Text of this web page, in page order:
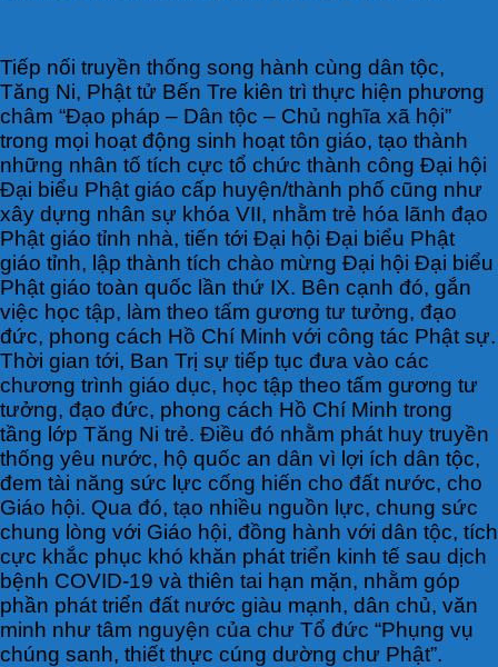
Tiếp nối truyền thống song hành cùng dân tộc,
Tăng Ni, Phật tử Bến Tre kiên trì thực hiện phương
châm “Đạo pháp – Dân tộc – Chủ nghĩa xã hội”
trong mọi hoạt động sinh hoạt tôn giáo, tạo thành
những nhân tố tích cực tổ chức thành công Đại hội
Đại biểu Phật giáo cấp huyện/thành phố cũng như
xây dựng nhân sự khóa VII, nhằm trẻ hóa lãnh đạo
Phật giáo tỉnh nhà, tiến tới Đại hội Đại biểu Phật
giáo tỉnh, lập thành tích chào mừng Đại hội Đại biểu
Phật giáo toàn quốc lần thứ IX. Bên cạnh đó, gắn
việc học tập, làm theo tấm gương tư tưởng, đạo
đức, phong cách Hồ Chí Minh với công tác Phật sự.
Thời gian tới, Ban Trị sự tiếp tục đưa vào các
chương trình giáo dục, học tập theo tấm gương tư
tưởng, đạo đức, phong cách Hồ Chí Minh trong
tầng lớp Tăng Ni trẻ. Điều đó nhằm phát huy truyền
thống yêu nước, hộ quốc an dân vì lợi ích dân tộc,
đem tài năng sức lực cống hiến cho đất nước, cho
Giáo hội. Qua đó, tạo nhiều nguồn lực, chung sức
chung lòng với Giáo hội, đồng hành với dân tộc, tích
cực khắc phục khó khăn phát triển kinh tế sau dịch
bệnh COVID-19 và thiên tai hạn mặn, nhằm góp
phần phát triển đất nước giàu mạnh, dân chủ, văn
minh như tâm nguyện của chư Tổ đức “Phụng vụ
chúng sanh, thiết thực cúng dường chư Phật”.